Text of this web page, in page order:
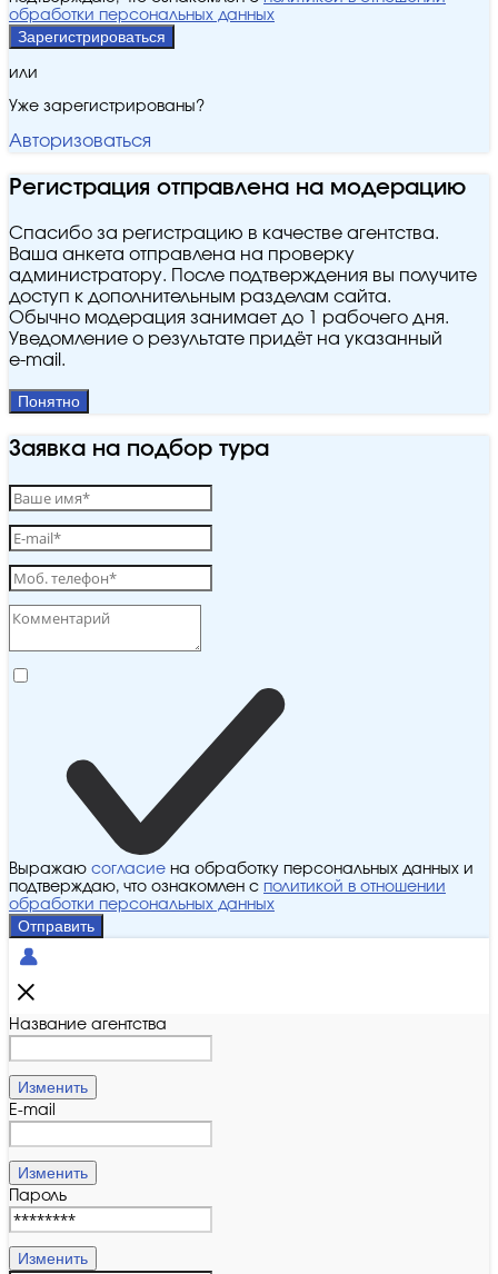
обработки персональных данных
Зарегистрироваться
или
Уже зарегистрированы?
Авторизоваться
Регистрация отправлена на модерацию
Спасибо за регистрацию в качестве агентства.
Ваша анкета отправлена на проверку
администратору. После подтверждения вы получите
доступ к дополнительным разделам сайта.
Обычно модерация занимает до 1 рабочего дня.
Уведомление о результате придёт на указанный
e‑mail.
Понятно
Заявка на подбор тура
Выражаю согласие на обработку персональных данных и
подтверждаю, что ознакомлен с политикой в отношении
обработки персональных данных
Отправить
Название агентства
Изменить
E-mail
Изменить
Пароль
Изменить